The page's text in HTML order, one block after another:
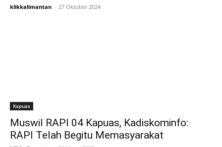
klikkalimantan - 27 Oktober 2024
Kapuas
Muswil RAPI 04 Kapuas, Kadiskominfo:
RAPI Telah Begitu Memasyarakat